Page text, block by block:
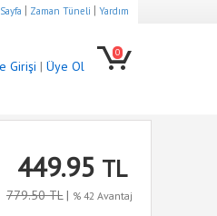
| Zaman Tüneli | Yardım
Girişi | Üye Ol
0
449.95 TL
779.50 TL| % 42 Avantaj